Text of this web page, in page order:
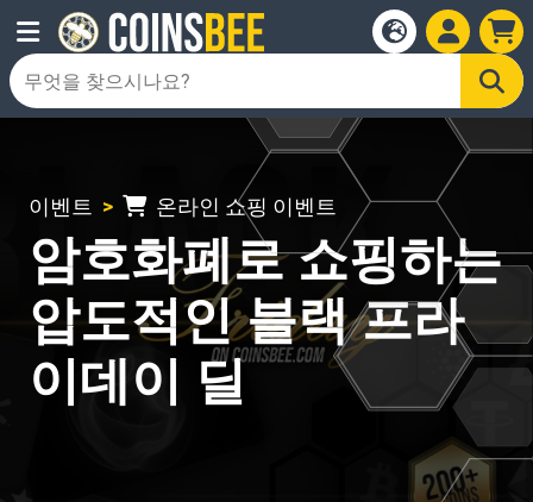
이벤트 온라인 쇼핑 이벤트
암호화폐로 쇼핑하는
압도적인 블랙 프라
이데이 딜